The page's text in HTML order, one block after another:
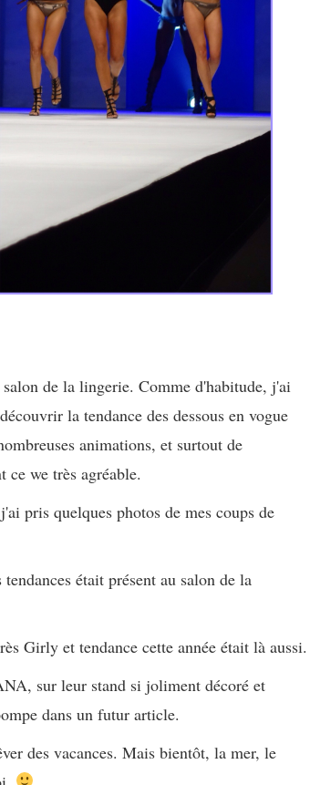
de la lingerie. Comme d'habitude, j'ai
la tendance des dessous en vogue
animations, et surtout de
we très agréable.
pris quelques photos de mes coups de
était présent au salon de la
Girly et tendance cette année était là aussi.
sur leur stand si joliment décoré et
dans un futur article.
des vacances. Mais bientôt, la mer, le